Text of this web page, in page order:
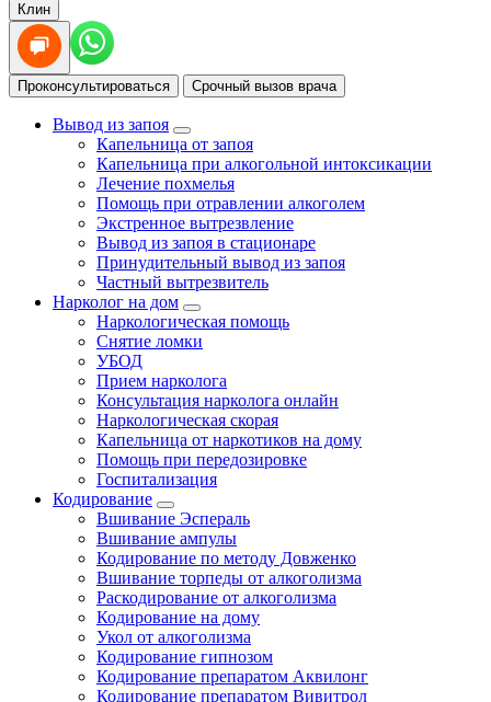
Клин
Проконсультироваться Срочный вызов врача
Вывод из запоя
Капельница от запоя
Капельница при алкогольной интоксикации
Лечение похмелья
Помощь при отравлении алкоголем
Экстренное вытрезвление
Вывод из запоя в стационаре
Принудительный вывод из запоя
Частный вытрезвитель
Нарколог на дом
Наркологическая помощь
Снятие ломки
УБОД
Прием нарколога
Консультация нарколога онлайн
Наркологическая скорая
Капельница от наркотиков на дому
Помощь при передозировке
Госпитализация
Кодирование
Вшивание Эспераль
Вшивание ампулы
Кодирование по методу Довженко
Вшивание торпеды от алкоголизма
Раскодирование от алкоголизма
Кодирование на дому
Укол от алкоголизма
Кодирование гипнозом
Кодирование препаратом Аквилонг
Кодирование препаратом Вивитрол